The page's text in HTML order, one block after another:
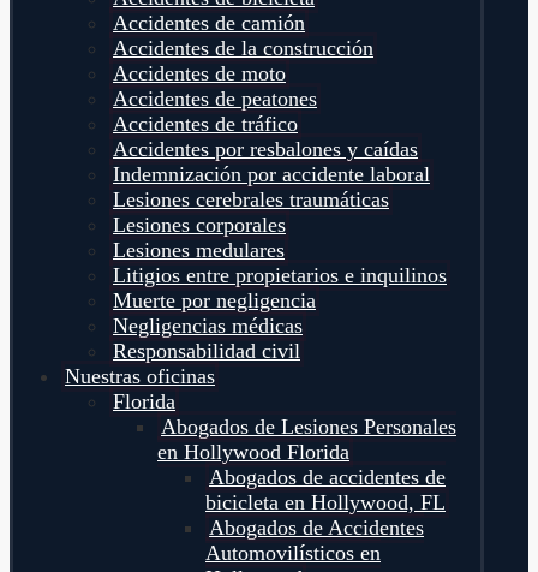
Accidentes de camión
Accidentes de la construcción
Accidentes de moto
Accidentes de peatones
Accidentes de tráfico
Accidentes por resbalones y caídas
Indemnización por accidente laboral
Lesiones cerebrales traumáticas
Lesiones corporales
Lesiones medulares
Litigios entre propietarios e inquilinos
Muerte por negligencia
Negligencias médicas
Responsabilidad civil
Nuestras oficinas
Florida
Abogados de Lesiones Personales
en Hollywood Florida
Abogados de accidentes de
bicicleta en Hollywood, FL
Abogados de Accidentes
Automovilísticos en